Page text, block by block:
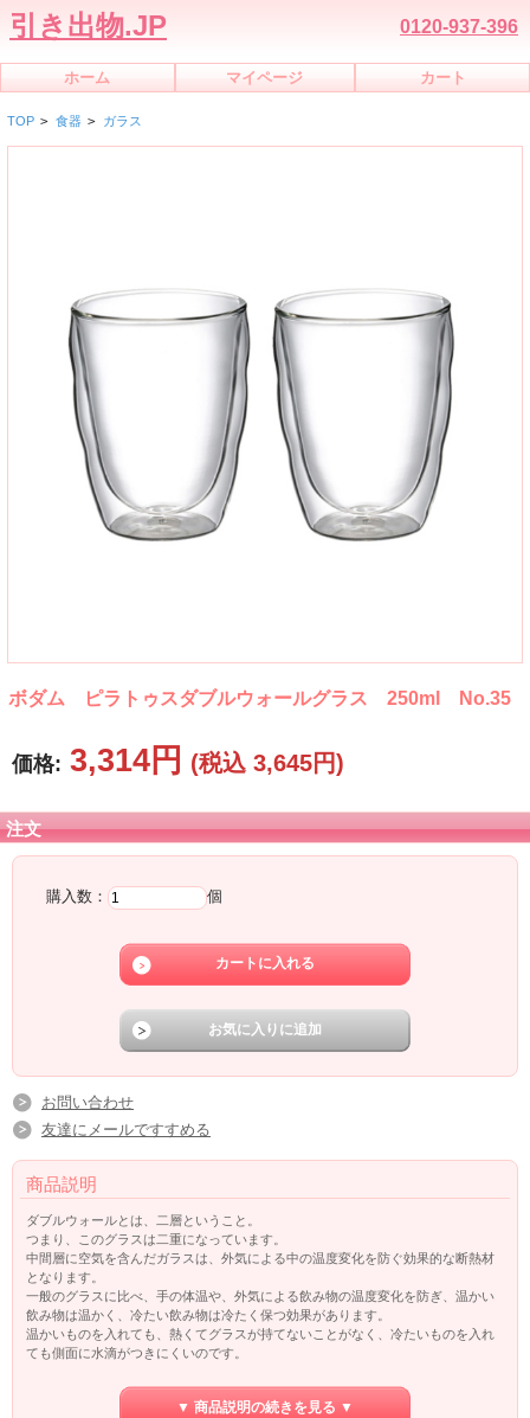
引き出物.JP 0120-937-396
ホーム マイページ カート
TOP > 食器 > ガラス
ボダム ピラトゥスダブルウォールグラス 250ml No.35
価格: 3,314円 (税込 3,645円)
注文
購入数： 個
お問い合わせ
友達にメールですすめる
商品説明
ダブルウォールとは、二層ということ。
つまり、このグラスは二重になっています。
中間層に空気を含んだガラスは、外気による中の温度変化を防ぐ効果的な断熱材
となります。
一般のグラスに比べ、手の体温や、外気による飲み物の温度変化を防ぎ、温かい
飲み物は温かく、冷たい飲み物は冷たく保つ効果があります。
温かいものを入れても、熱くてグラスが持てないことがなく、冷たいものを入れ
ても側面に水滴がつきにくいのです。
また、「飲み物が宙に浮いているように見える」ビジュアルのユニークさも特徴
▼ 商品説明の続きを見る ▼